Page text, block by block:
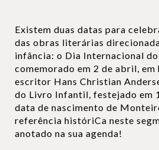
Existem duas datas para
das obras literárias
infância: o Dia Internacional
comemorado em 2 de abril, em
escritor Hans Christian
do Livro Infantil, festejado em
data de nascimento de
referência históriCa neste
anotado na sua agenda!